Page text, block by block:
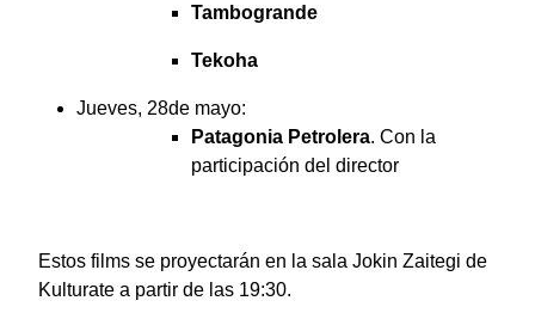
Tambogrande
Tekoha
Jueves, 28de mayo:
Patagonia Petrolera. Con la
participación del director
Estos films se proyectarán en la sala Jokin Zaitegi de
Kulturate a partir de las 19:30.